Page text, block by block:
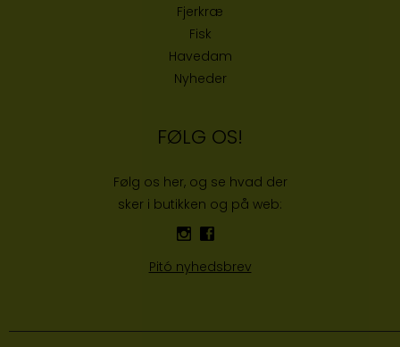
Fjerkræ
Fisk
Havedam
Nyheder
FØLG OS!
Følg os her, og se hvad der
sker i butikken og på web:
Pitó nyhedsbrev